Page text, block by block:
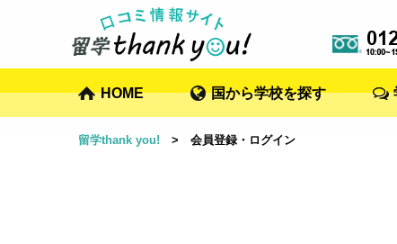
HOME 国から学校を探す
留学thank you! > 会員登録・ログイン